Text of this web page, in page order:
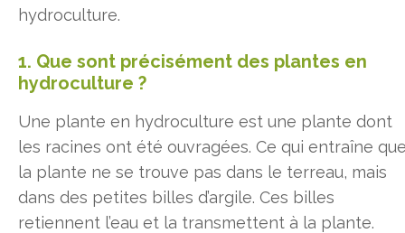
hydroculture.
1. Que sont précisément des plantes en
hydroculture ?
Une plante en hydroculture est une plante dont
les racines ont été ouvragées. Ce qui entraîne
la plante ne se trouve pas dans le terreau, mais
dans des petites billes d’argile. Ces billes
retiennent l’eau et la transmettent à la plante.